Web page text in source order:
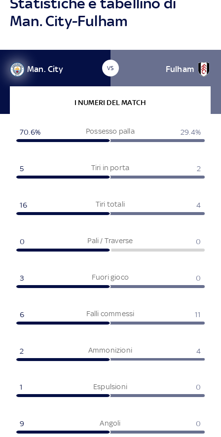
Man. City-Fulham
Man. City VS Fulham
I NUMERI DEL MATCH
Possesso palla
70.6% 29.4%
Tiri in porta
5 2
Tiri totali
16 4
Pali / Traverse
0 0
Fuori gioco
3 0
Falli commessi
6 11
Ammonizioni
2 4
Espulsioni
1 0
Angoli
9 0